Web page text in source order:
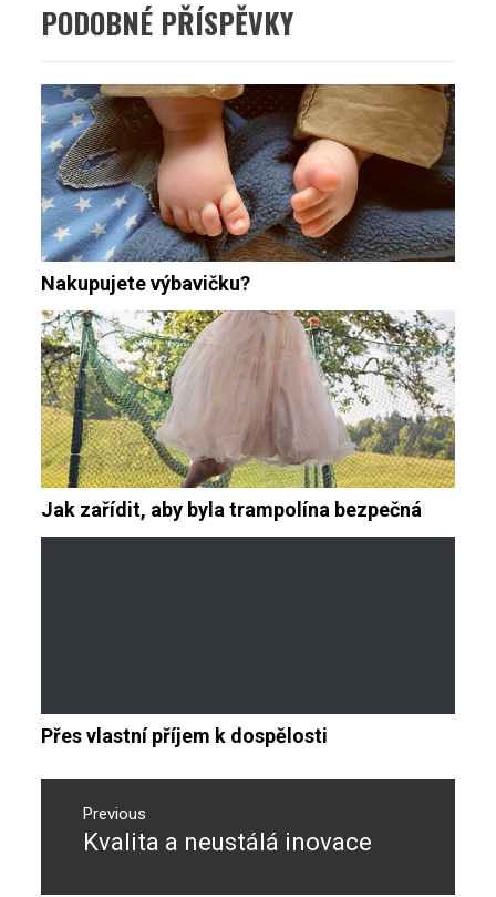
PODOBNÉ PŘÍSPĚVKY
Nakupujete výbavičku?
Jak zařídit, aby byla trampolína bezpečná
Přes vlastní příjem k dospělosti
Navigace
příspěvek
Previous
Previous
Kvalita a neustálá inovace